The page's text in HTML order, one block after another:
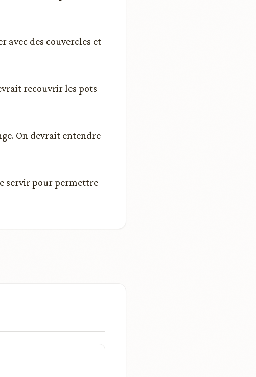
avec des couvercles et
recouvrir les pots
On devrait entendre
servir pour permettre